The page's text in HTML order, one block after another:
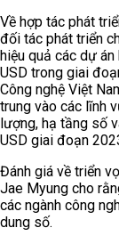
Về hợp tác phát
đối tác phát triển
hiệu quả các dự
USD trong giai
Công nghệ Việt
trung vào các lĩnh
lượng, hạ tầng số
USD giai đoạn
Đánh giá về triển
Jae Myung cho
các ngành công
dung số.